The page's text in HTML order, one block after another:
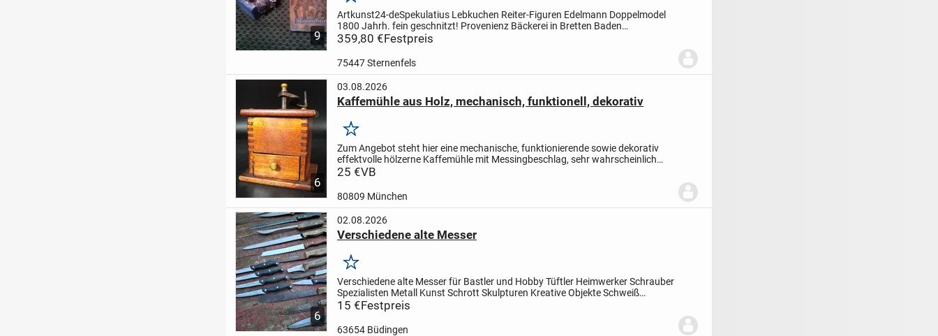
9
Artkunst24-deSpekulatius Lebkuchen Reiter-Figuren Edelmann Doppelmodel
1800 Jahrh. fein geschnitzt! Provenienz Bäckerei in Bretten Baden
Württemberg museales Sammlerstück !
359,80 €Festpreis
75447 Sternenfels
6
03.08.2026
Kaffemühle aus Holz, mechanisch, funktionell, dekorativ
Merken
Zum Angebot steht hier eine mechanische, funktionierende sowie dekorativ
effektvolle hölzerne Kaffemühle mit Messingbeschlag, sehr wahrscheinlich
bereits von antiquarischem Wert - Passend zu jedem...
25 €VB
80809 München
6
02.08.2026
Verschiedene alte Messer
Merken
Verschiedene alte Messer für Bastler und Hobby Tüftler Heimwerker Schrauber
Spezialisten Metall Kunst Schrott Skulpturen Kreative Objekte Schweiß
Übungen alle Teile zusammen inklusive Versand für 15...
15 €Festpreis
63654 Büdingen